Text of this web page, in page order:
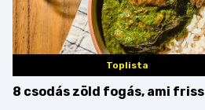
Toplista
8 csodás zöld fogás, ami